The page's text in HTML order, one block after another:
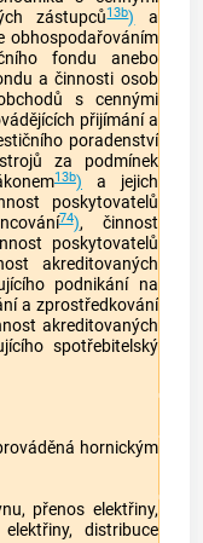
zástupců13b) a
obhospodařováním
fondu anebo
a činnosti osob
s cennými
přijímání a
poradenství
za podmínek
13b) a jejich
poskytovatelů
74), činnost
poskytovatelů
akreditovaných
podnikání na
a zprostředkování
akreditovaných
spotřebitelský
hornickým
přenos elektřiny,
distribuce